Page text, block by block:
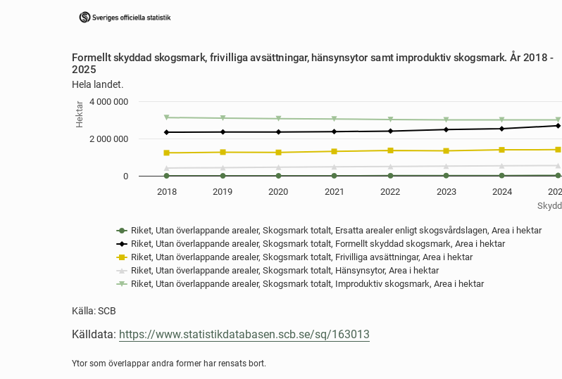
Formellt skyddad skogsmark, frivilliga avsättningar,
Line chart with 5 lines.
Hela landet.
Källa: SCB
View as data table, Formellt skyddad skogsmark, frivilliga avsättningar, hänsynsytor samt improduktiv skogsmark. År
The chart has 1 X axis displaying Skyddsform.
The chart has 1 Y axis displaying Hektar. Data ranges from 0 to 3124300.
Hektar
Formellt skyddad skogsmark, frivilliga avsättningar, hänsynsytor samt improduktiv skogsmark. År 2018 -
2025
Hela landet.
Källa: SCB
Riket, Utan överlappande arealer, Skogsmark totalt, Ersatta arealer enligt skogsvårdslagen, Area i hektar
Riket, Utan överlappande arealer, Skogsmark totalt, Formellt skyddad skogsmark, Area i hektar
Riket, Utan överlappande arealer, Skogsmark totalt, Frivilliga avsättningar, Area i hektar
Riket, Utan överlappande arealer, Skogsmark totalt, Hänsynsytor, Area i hektar
Riket, Utan överlappande arealer, Skogsmark totalt, Improduktiv skogsmark, Area i hektar
2018 2019 2020 2021 2022 2023 2024
0
2 000 000
4 000 000
End of interactive chart.
Källdata: https://www.statistikdatabasen.scb.se/sq/163013
Ytor som överlappar andra former har rensats bort.